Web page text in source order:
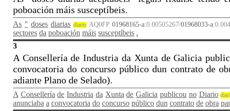
poboación máis susceptíbeis.
As " doses diarias diarioAQ0FP 01968165-a:0.00505267/01968033-a
sectores da poboación máis susceptíbeis .
3
A Consellería de Industria da Xunta de Galicia
convocatoria do concurso público dun contrato de
adiante Plano de Selado).
A Consellería de Industria da Xunta de Galicia publicou no Diario
anunciaba a convocatoria do concurso público dun contrato de obra